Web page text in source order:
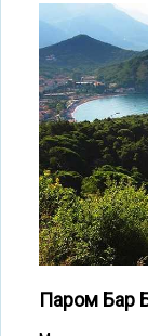
Паром Бар